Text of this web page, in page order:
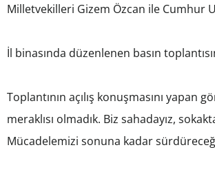
Milletvekilleri Gizem Özcan ile Cumhur
İl binasında düzenlenen basın
Toplantının açılış konuşmasını yapan
meraklısı olmadık. Biz sahadayız,
Mücadelemizi sonuna kadar